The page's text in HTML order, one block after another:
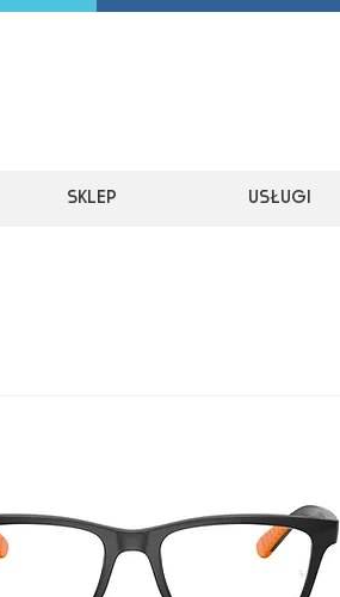
Sklep Usługi